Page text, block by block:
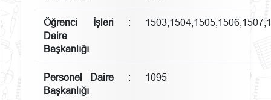
Öğrenci İşleri
Daire
Başkanlığı
:
Personel Daire
Başkanlığı
: 1095